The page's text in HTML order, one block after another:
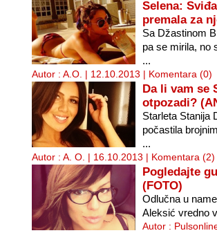
Selena:
premala za
Sa Džastinom
pa se mirila, no
...
Autor : A.O. | 12.10.2013 | Komentara (0)
Da li vam se
otpozadi?
Starleta Stanija
počastila
...
Autor : A. O. | 16.10.2013 | Komentara (2)
Pogledajte
(FOTO)
Odlučna u
Aleksić vredno
Autor :